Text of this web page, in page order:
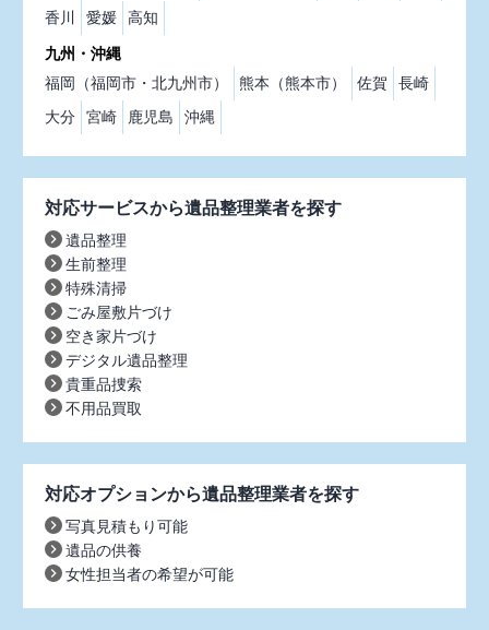
香川
愛媛 高知
九州・沖縄
福岡（福岡市・北九州市）
熊本（熊本市） 佐賀
長崎
大分
宮崎 鹿児島 沖縄
対応サービスから遺品整理業者を探す
遺品整理
生前整理
特殊清掃
ごみ屋敷片づけ
空き家片づけ
デジタル遺品整理
貴重品捜索
不用品買取
対応オプションから遺品整理業者を探す
写真見積もり可能
遺品の供養
女性担当者の希望が可能